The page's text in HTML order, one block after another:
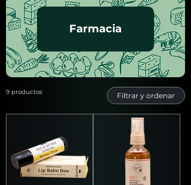
Farmacia
9 productos Filtrar y ordenar